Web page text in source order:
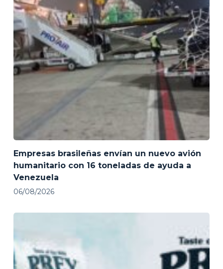
Empresas brasileñas envían un nuevo avión
humanitario con 16 toneladas de ayuda a
Venezuela
06/08/2026